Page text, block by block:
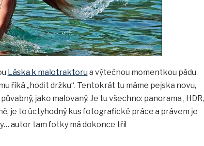
Láska k malotraktorua výtečnou momentkou pádu
říká „hodit držku“. Tentokrát tu máme pejska novu,
jako malovaný. Je tu všechno: panorama , HDR,
je to úctyhodný kus fotografické práce a právem je
autor tam fotky má dokonce tři!